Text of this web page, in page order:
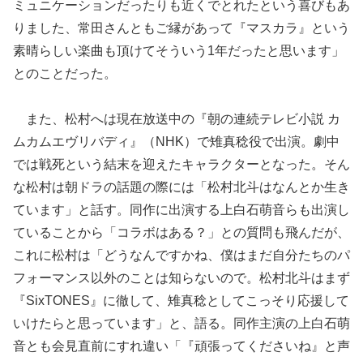
ミュニケーションだったりも近くでとれたという喜びもあ
りました、常田さんともご縁があって『マスカラ』という
素晴らしい楽曲も頂けてそういう1年だったと思います」
とのことだった。
また、松村へは現在放送中の『朝の連続テレビ小説 カ
ムカムエヴリバディ』（NHK）で雉真稔役で出演。劇中
では戦死という結末を迎えたキャラクターとなった。そん
な松村は朝ドラの話題の際には「松村北斗はなんとか生き
ています」と話す。同作に出演する上白石萌音らも出演し
ていることから「コラボはある？」との質問も飛んだが、
これに松村は「どうなんですかね、僕はまだ自分たちのパ
フォーマンス以外のことは知らないので。松村北斗はまず
『SixTONES』に徹して、雉真稔としてこっそり応援して
いけたらと思っています」と、語る。同作主演の上白石萌
音とも会見直前にすれ違い「『頑張ってくださいね』と声